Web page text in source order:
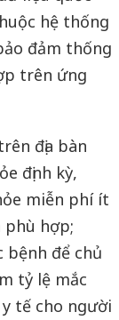
hệ thống
đảm thống
trên ứng
địa bàn
định kỳ,
miễn phí ít
hợp;
bệnh để chủ
tỷ lệ mắc
tế cho người